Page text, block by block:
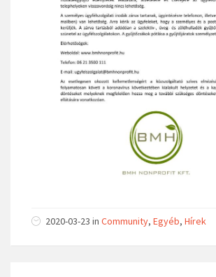
2020-03-23 in Community, Egyéb, Hírek